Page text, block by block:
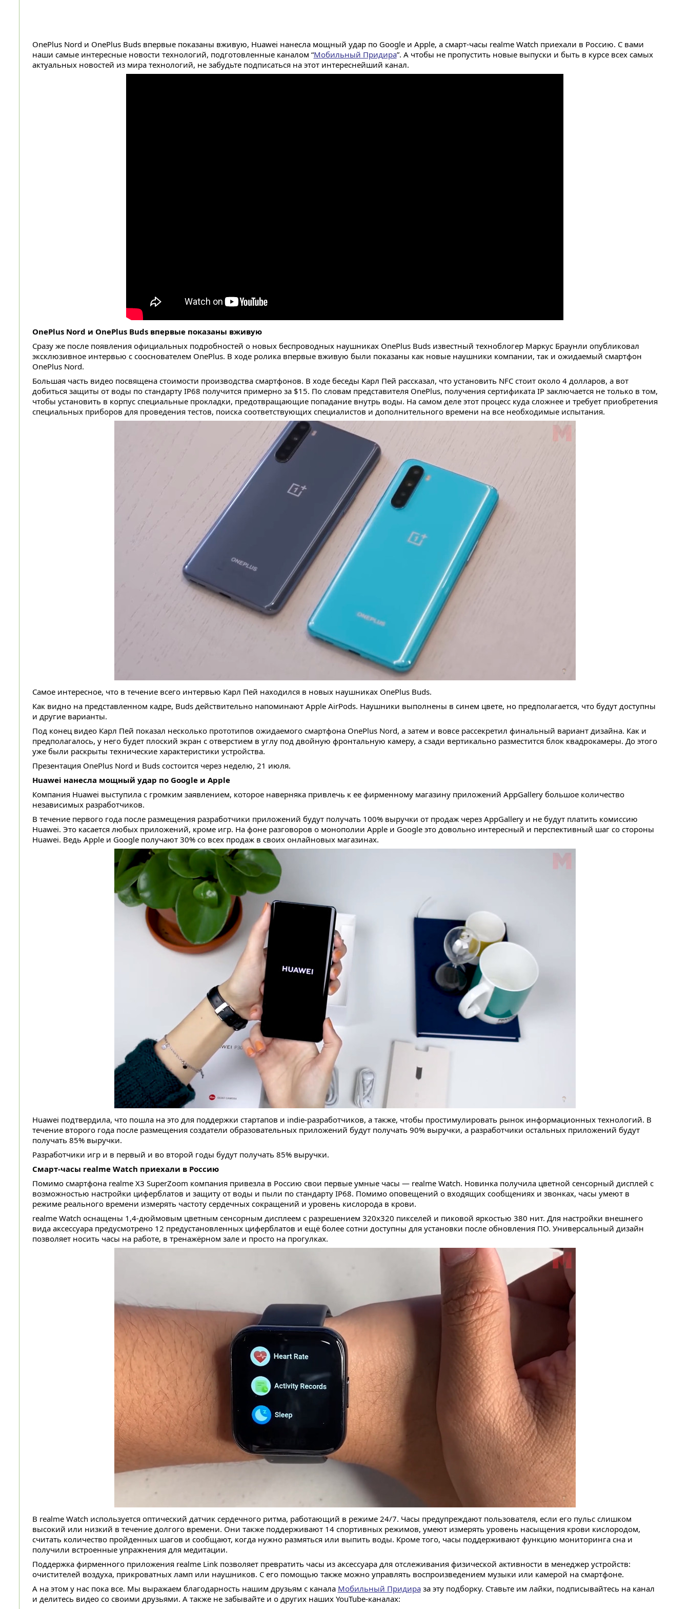
OnePlus Nord и OnePlus Buds впервые показаны вживую, Huawei нанесла мощный удар по Google и Apple, а смарт-часы realme Watch приехали в Россию. С вами
наши самые интересные новости технологий, подготовленные каналом “Мобильный Придира”. А чтобы не пропустить новые выпуски и быть в курсе всех самых
актуальных новостей из мира технологий, не забудьте подписаться на этот интереснейший канал.
OnePlus Nord и OnePlus Buds впервые показаны вживую
Сразу же после появления официальных подробностей о новых беспроводных наушниках OnePlus Buds известный техноблогер Маркус Браунли опубликовал
эксклюзивное интервью с сооснователем OnePlus. В ходе ролика впервые вживую были показаны как новые наушники компании, так и ожидаемый смартфон
OnePlus Nord.
Большая часть видео посвящена стоимости производства смартфонов. В ходе беседы Карл Пей рассказал, что установить NFC стоит около 4 долларов, а вот
добиться защиты от воды по стандарту IP68 получится примерно за $15. По словам представителя OnePlus, получения сертификата IP заключается не только в том,
чтобы установить в корпус специальные прокладки, предотвращающие попадание внутрь воды. На самом деле этот процесс куда сложнее и требует приобретения
специальных приборов для проведения тестов, поиска соответствующих специалистов и дополнительного времени на все необходимые испытания.
Самое интересное, что в течение всего интервью Карл Пей находился в новых наушниках OnePlus Buds.
Как видно на представленном кадре, Buds действительно напоминают Apple AirPods. Наушники выполнены в синем цвете, но предполагается, что будут доступны
и другие варианты.
Под конец видео Карл Пей показал несколько прототипов ожидаемого смартфона OnePlus Nord, а затем и вовсе рассекретил финальный вариант дизайна. Как и
предполагалось, у него будет плоский экран с отверстием в углу под двойную фронтальную камеру, а сзади вертикально разместится блок квадрокамеры. До этого
уже были раскрыты технические характеристики устройства.
Презентация OnePlus Nord и Buds состоится через неделю, 21 июля.
Huawei нанесла мощный удар по Google и Apple
Компания Huawei выступила с громким заявлением, которое наверняка привлечь к ее фирменному магазину приложений AppGallery большое количество
независимых разработчиков.
В течение первого года после размещения разработчики приложений будут получать 100% выручки от продаж через AppGallery и не будут платить комиссию
Huawei. Это касается любых приложений, кроме игр. На фоне разговоров о монополии Apple и Google это довольно интересный и перспективный шаг со стороны
Huawei. Ведь Apple и Google получают 30% со всех продаж в своих онлайновых магазинах.
Huawei подтвердила, что пошла на это для поддержки стартапов и indie-разработчиков, а также, чтобы простимулировать рынок информационных технологий. В
течение второго года после размещения создатели образовательных приложений будут получать 90% выручки, а разработчики остальных приложений будут
получать 85% выручки.
Разработчики игр и в первый и во второй годы будут получать 85% выручки.
Смарт-часы realme Watch приехали в Россию
Помимо смартфона realme X3 SuperZoom компания привезла в Россию свои первые умные часы — realme Watch. Новинка получила цветной сенсорный дисплей с
возможностью настройки циферблатов и защиту от воды и пыли по стандарту IP68. Помимо оповещений о входящих сообщениях и звонках, часы умеют в
режиме реального времени измерять частоту сердечных сокращений и уровень кислорода в крови.
realme Watch оснащены 1,4-дюймовым цветным сенсорным дисплеем с разрешением 320х320 пикселей и пиковой яркостью 380 нит. Для настройки внешнего
вида аксессуара предусмотрено 12 предустановленных циферблатов и ещё более сотни доступны для установки после обновления ПО. Универсальный дизайн
позволяет носить часы на работе, в тренажёрном зале и просто на прогулках.
В realme Watch используется оптический датчик сердечного ритма, работающий в режиме 24/7. Часы предупреждают пользователя, если его пульс слишком
высокий или низкий в течение долгого времени. Они также поддерживают 14 спортивных режимов, умеют измерять уровень насыщения крови кислородом,
считать количество пройденных шагов и сообщают, когда нужно размяться или выпить воды. Кроме того, часы поддерживают функцию мониторинга сна и
получили встроенные упражнения для медитации.
Поддержка фирменного приложения realme Link позволяет превратить часы из аксессуара для отслеживания физической активности в менеджер устройств:
очистителей воздуха, прикроватных ламп или наушников. С его помощью также можно управлять воспроизведением музыки или камерой на смартфоне.
А на этом у нас пока все. Мы выражаем благодарность нашим друзьям с канала Мобильный Придираза эту подборку. Ставьте им лайки, подписывайтесь на канал
и делитесь видео со своими друзьями. А также не забывайте и о других наших YouTube-каналах: